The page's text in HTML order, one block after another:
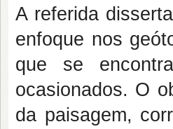
A referida
enfoque nos
que se
ocasionados. O
da paisagem,